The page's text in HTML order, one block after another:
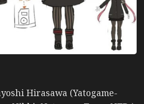
Hirasawa (Yatogame-